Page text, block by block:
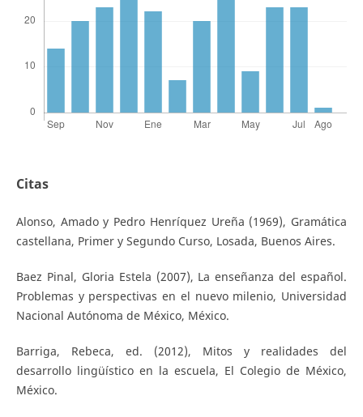
Citas
Alonso, Amado y Pedro Henríquez Ureña (1969), Gramática
castellana, Primer y Segundo Curso, Losada, Buenos Aires.
Baez Pinal, Gloria Estela (2007), La enseñanza del español.
Problemas y perspectivas en el nuevo milenio, Universidad
Nacional Autónoma de México, México.
Barriga, Rebeca, ed. (2012), Mitos y realidades del
desarrollo lingüístico en la escuela, El Colegio de México,
México.